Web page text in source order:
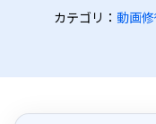
カテゴリ： 動画